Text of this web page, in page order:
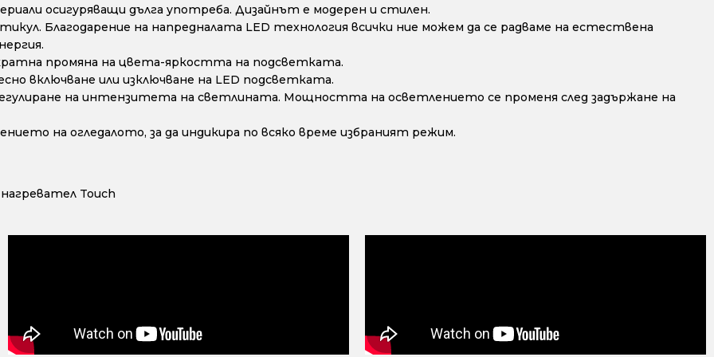
осигуряващи дълга употреба. Дизайнът е модерен и стилен.
Благодарение на напредналата LED технология всички ние можем да се радваме на естествена
промяна на цвета-яркостта на подсветката.
включване или изключване на LED подсветката.
на интензитета на светлината. Мощността на осветлението се променя след задържане на
на огледалото, за да индикира по всяко време избраният режим.
нагревател Touch